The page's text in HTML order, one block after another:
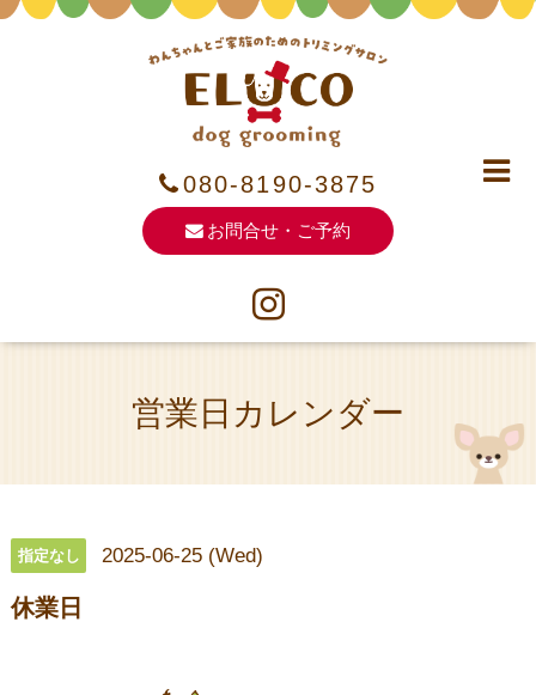
080-8190-3875
お問合せ・ご予約
営業日カレンダー
指定なし 2025-06-25 (Wed)
休業日